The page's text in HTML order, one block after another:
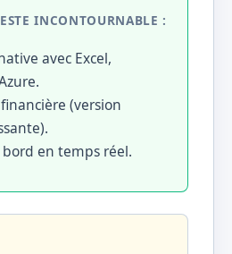
INCONTOURNABLE :
avec Excel,
(version
en temps réel.